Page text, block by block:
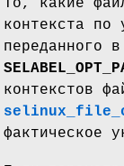
То, какие
контекста по
переданного в
контекстов
фактическое